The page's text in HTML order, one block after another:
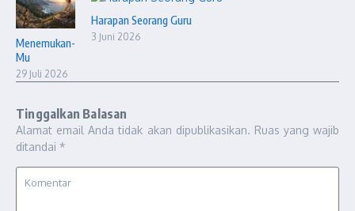
Menemukan-
Mu
29 Juli 2026
Harapan Seorang Guru
3 Juni 2026
Tinggalkan Balasan
Alamat email Anda tidak akan dipublikasikan. Ruas yang wajib
ditandai *